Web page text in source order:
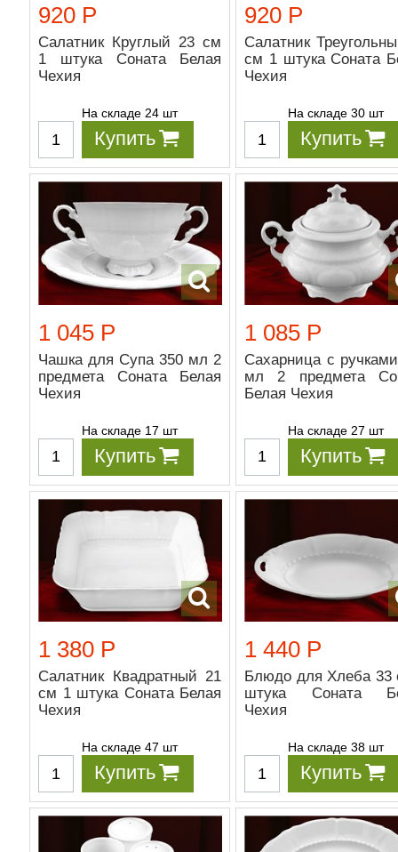
920 Р
Салатник Круглый 23 см
1 штука Соната Белая
Чехия
На складе 24 шт
Купить
920 Р
Салатник
см 1 штука Соната
Чехия
На складе 30 шт
Купить
1 045 Р
Чашка для Супа 350 мл 2
предмета Соната Белая
Чехия
На складе 17 шт
Купить
1 085 Р
Сахарница с
мл 2 предмета
Белая Чехия
На складе 27 шт
Купить
1 380 Р
Салатник Квадратный 21
см 1 штука Соната Белая
Чехия
На складе 47 шт
Купить
1 440 Р
Блюдо для Хлеба 33
штука Соната
Чехия
На складе 38 шт
Купить